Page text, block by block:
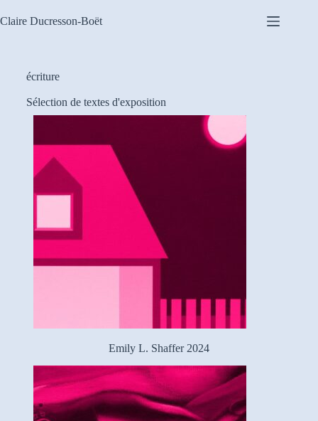
Claire Ducresson-Boët
écriture
Sélection de textes d'exposition
Emily L. Shaffer 2024